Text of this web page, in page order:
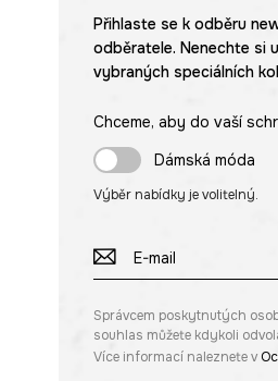
Přihlaste se k odběru
odběratele. Nenechte si
vybraných speciálních
Chceme, aby do vaší
Dámská móda
Výběr nabídky je volitelný.
Správcem poskytnutých
souhlas můžete kdykoli
Více informací naleznete v